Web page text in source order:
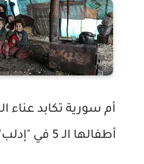
أم سورية تكابد عناء
أطفالها الـ 5 في "إدلب" (فيديو)